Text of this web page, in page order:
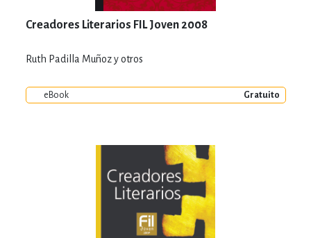
Creadores Literarios FIL Joven 2008
Ruth Padilla Muñoz y otros
eBook Gratuito